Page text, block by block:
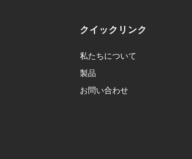
クイックリンク
私たちについて
製品
お問い合わせ